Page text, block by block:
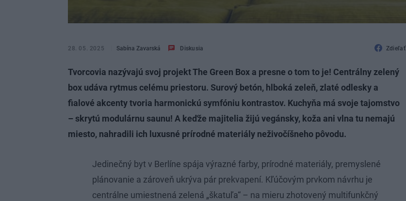
28. 05. 2025 Sabína Zavarská Diskusia Zdieľať
Tvorcovia nazývajú svoj projekt The Green Box a presne o tom to je! Centrálny zelený
box udáva rytmus celému priestoru. Surový betón, hlboká zeleň, zlaté odlesky a
fialové akcenty tvoria harmonickú symfóniu kontrastov. Kuchyňa má svoje tajomstvo
– skrytú modulárnu saunu! A keďže majitelia žijú vegánsky, koža ani vlna tu nemajú
miesto, nahradili ich luxusné prírodné materiály neživočíšneho pôvodu.
Jedinečný byt v Berlíne spája výrazné farby, prírodné materiály, premyslené
plánovanie a zároveň ukrýva pár prekvapení. Kľúčovým prvkom návrhu je
centrálne umiestnená zelená „škatuľa“ – na mieru zhotovený multifunkčný